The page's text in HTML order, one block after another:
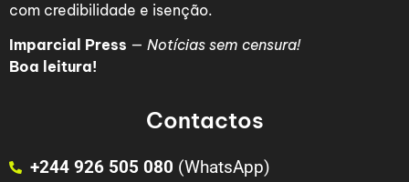
com credibilidade e isenção.
Imparcial Press — Notícias sem censura!
Boa leitura!
Contactos
+244 926 505 080 (WhatsApp)